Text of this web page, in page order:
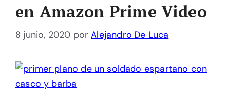
en Amazon Prime Video
8 junio, 2020 porAlejandro De Luca